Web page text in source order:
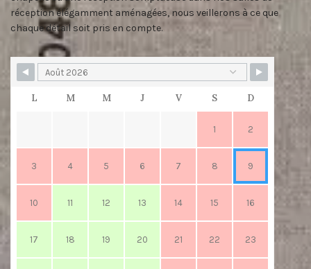
réception élégamment aménagées, nous veillerons à ce que
chaque détail soit pris en compte.
L M M J V S D
1 2
3 4 5 6 7 8 9
10 11 12 13 14 15 16
17 18 19 20 21 22 23